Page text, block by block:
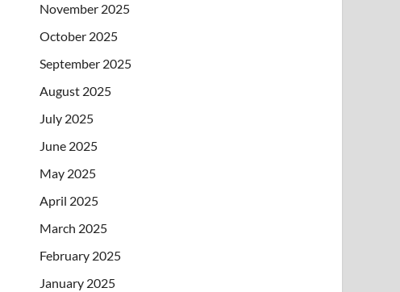
November 2025
October 2025
September 2025
August 2025
July 2025
June 2025
May 2025
April 2025
March 2025
February 2025
January 2025